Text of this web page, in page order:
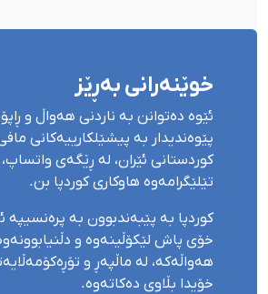
خوێنەرانی بەڕێز
ئێوە دەتوانن بە ناردنی هەواڵ و
پێوەندیدار بە پیشێلکارییەکانی
کوردستانی ئێران، لە ڕێگەی
تێلێگرامەوە هاوکاری کوردپا بن.
کوردپا بە پێبەندبوون بە پرەنسیپە
خۆی پاش لێکۆڵینەوە و
هەواڵەکە، لە ماڵپەڕ و
خۆیدا بڵاوی دەکاتەوە.